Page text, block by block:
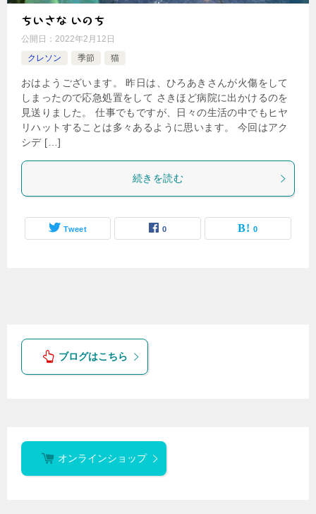
ちいさな いのち
公開日： 2022年2月12日
クレソン
季節 猫
おはようございます。 昨日は、ひろあきさんが火傷をして
しまったので応急処置をして さきほど病院に出かけるのを
見送りました。 仕事でもですが、日々の生活の中でもヒヤ
リハットすることは多々あるように思います。 今回はアク
シデ […]
続きを読む
Tweet 0 0
ブログはこちら
オンラインショップ